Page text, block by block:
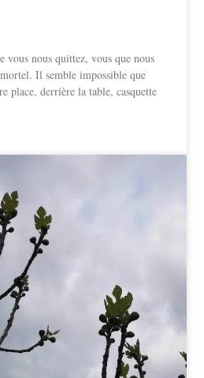
vous nous quittez, vous que nous
Il semble impossible que
place, derrière la table, casquette